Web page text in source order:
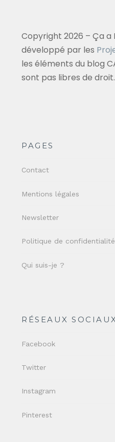
Copyright 2026 – Ça a
développé par les
les éléments du blog
sont pas libres de droit.
PAGES
Contact
Mentions légales
Newsletter
Politique de confidentialité
Qui suis-je ?
RÉSEAUX SOCIAUX
Facebook
Twitter
Instagram
Pinterest